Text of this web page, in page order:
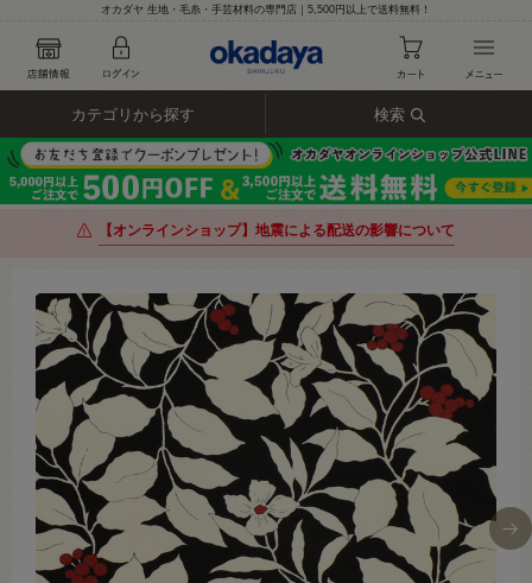
オカダヤ 生地・毛糸・手芸材料の専門店｜5,500円以上で送料無料！
カテゴリから探す 検索
【オンラインショップ】地震による配送の影響について